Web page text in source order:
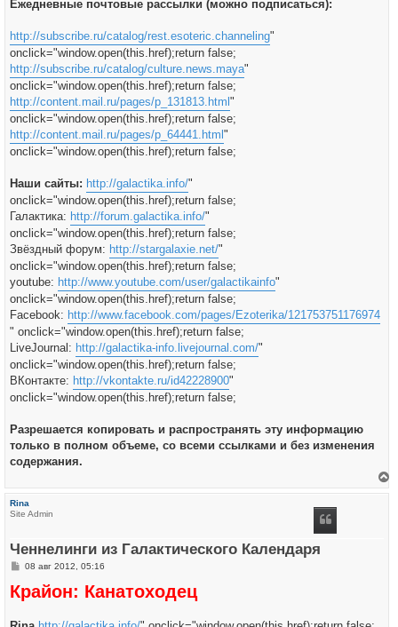
Ежедневные почтовые рассылки (можно подписаться):
http://subscribe.ru/catalog/rest.esoteric.channeling"
onclick="window.open(this.href);return false;
http://subscribe.ru/catalog/culture.news.maya"
onclick="window.open(this.href);return false;
http://content.mail.ru/pages/p_131813.html "
onclick="window.open(this.href);return false;
http://content.mail.ru/pages/p_64441.html "
onclick="window.open(this.href);return false;
Наши сайты: http://galactika.info/"
onclick="window.open(this.href);return false;
Галактика: http://forum.galactika.info/"
onclick="window.open(this.href);return false;
Звёздный форум: http://stargalaxie.net/"
onclick="window.open(this.href);return false;
youtube: http://www.youtube.com/user/galactikainfo"
onclick="window.open(this.href);return false;
Facebook: http://www.facebook.com/pages/Ezoterika/121753751176974
" onclick="window.open(this.href);return false;
LiveJournal: http://galactika-info.livejournal.com/"
onclick="window.open(this.href);return false;
ВКонтакте: http://vkontakte.ru/id42228900"
onclick="window.open(this.href);return false;
Разрешается копировать и распространять эту информацию
только в полном объеме, со всеми ссылками и без изменения
содержания.
Rina
Site Admin
Ченнелинги из Галактического Календаря
С
о
б
08 авг 2012, 05:16
Крайон: Канатоходец